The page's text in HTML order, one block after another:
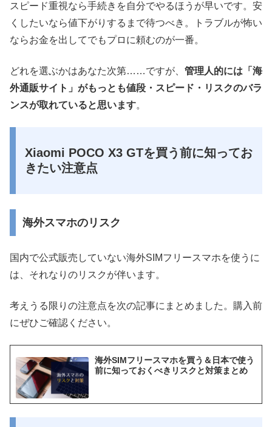
スピード重視なら手続きを自分でやるほうが早いです。安
くしたいなら値下がりするまで待つべき。トラブルが怖い
ならお金を出してでもプロに頼むのが一番。
どれを選ぶかはあなた次第……ですが、 管理人的には「海
外通販サイト」がもっとも値段・スピード・リスクのバラ
ンスが取れていると思います。
Xiaomi POCO X3 GTを買う前に知ってお
きたい注意点
海外スマホのリスク
国内で公式販売していない海外SIMフリースマホを使うに
は、それなりのリスクが伴います。
考えうる限りの注意点を次の記事にまとめました。購入前
にぜひご確認ください。
海外SIMフリースマホを買う＆日本で使う
前に知っておくべきリスクと対策まとめ